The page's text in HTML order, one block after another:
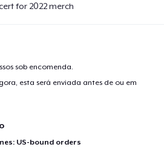
for 2022 merch
sob encomenda.
esta será enviada antes de ou em
US-bound orders